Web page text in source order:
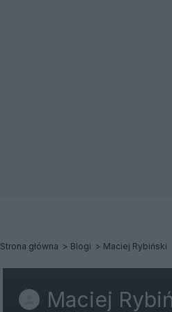
Strona główna Blogi Maciej Rybiński
Maciej